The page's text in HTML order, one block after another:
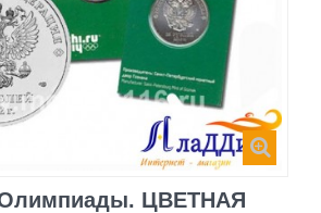
ЦВЕТНАЯ